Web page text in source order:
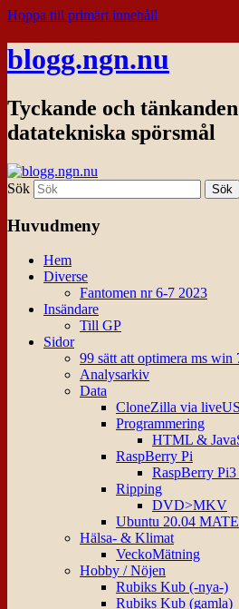
Hoppa till primärt innehåll
blogg.ngn.nu
Tyckande och
datatekniska spörsmål
Sök
Huvudmeny
Hem
Diverse
Fantomen nr 6-7 2023
Insändare
Till GP
Sidor
99 sätt att optimera ms win
Analysarkiv
Data
CloneZilla via
Programmering
HTML &
RaspBerry Pi
RaspBerry
Ripping
DVD>MKV
Ubuntu 20.04 MATE
Hälsa- & Klimat
VeckoMätning
Hobby / Nöjen
Rubiks Kub (-nya-)
Rubiks Kub (gamla)